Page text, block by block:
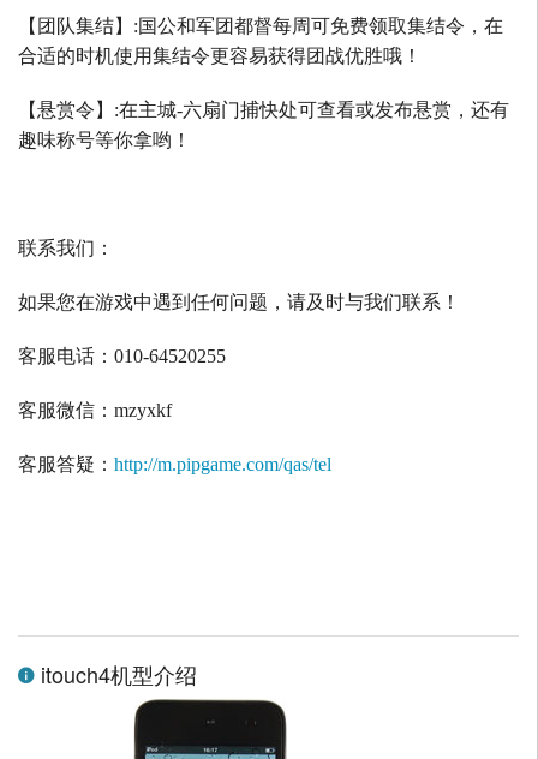
【团队集结】 :国公和军团都督每周可免费领取集结令，在
合适的时机使用集结令更容易获得团战优胜哦！
【悬赏令】 :在主城-六扇门捕快处可查看或发布悬赏，还有
趣味称号等你拿哟！
联系我们：
如果您在游戏中遇到任何问题，请及时与我们联系！
客服电话： 010-64520255
客服微信： mzyxkf
客服答疑： http://m.pipgame.com/qas/tel
itouch4机型介绍